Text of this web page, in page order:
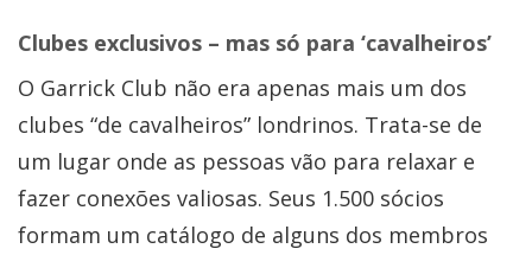
Clubes exclusivos – mas só para ‘cavalheiros’
O Garrick Club não era apenas mais um dos
clubes “de cavalheiros” londrinos. Trata-se de
um lugar onde as pessoas vão para relaxar e
fazer conexões valiosas. Seus 1.500 sócios
formam um catálogo de alguns dos membros